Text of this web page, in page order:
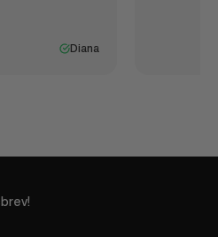
Diana